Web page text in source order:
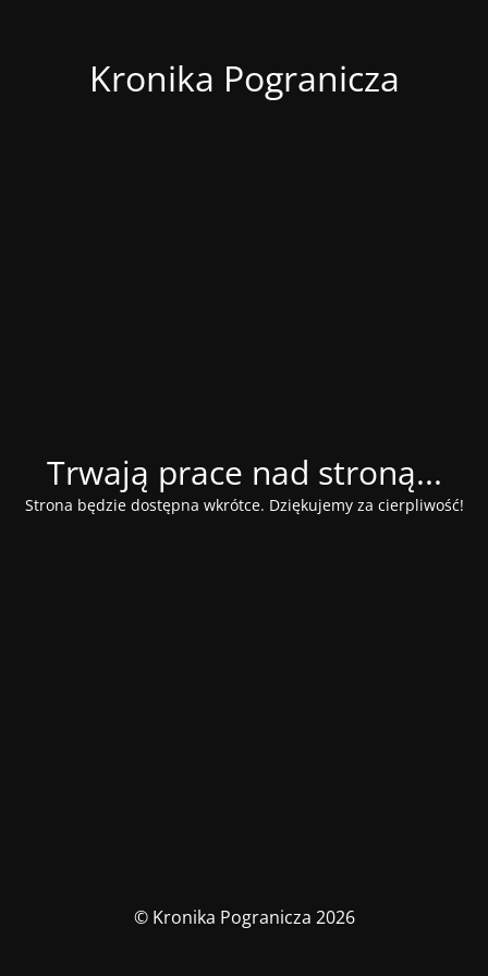
Kronika Pogranicza
Trwają prace nad stroną...
Strona będzie dostępna wkrótce. Dziękujemy za cierpliwość!
© Kronika Pogranicza 2026